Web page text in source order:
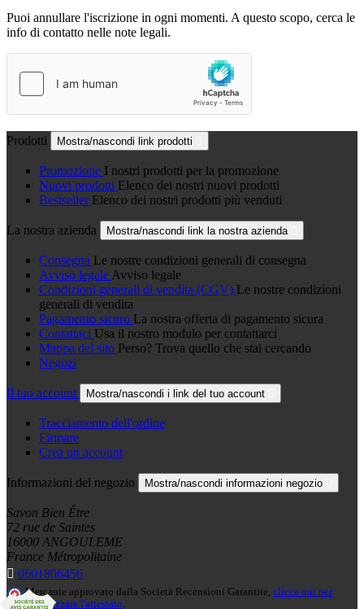
Puoi annullare l'iscrizione in ogni momenti. A questo scopo, cerca le
info di contatto nelle note legali.
Prodotti Mostra/nascondi link prodotti
Promozione I nostri prodotti per la promozione
Nuovi prodotti Elenco dei nostri nuovi prodotti
Bestseller Elenco dei nostri prodotti più venduti
La nostra azienda Mostra/nascondi link la nostra azienda
Consegna Le nostre condizioni generali di consegna
Avviso legale Avviso legale
Condizioni generali di vendita (CGV) Le nostre condizioni
generali di vendita
Pagamento sicuro La nostra offerta di pagamento sicura
Contattaci Usa il nostro modulo per contattarci
Mappa del sito Perso? Trova quello che stai cercando
Negozi
Il tuo account Mostra/nascondi i link del tuo account
Tracciamento dell'ordine
Firmare
Crea un account
Informazioni del negozio Mostra/nascondi informazioni negozio
Savon Bien Être
72 rue de Saintes
16000 ANGOULEME
France Métropolitaine
 0601806456
Mercante approvato dalla Società Recensioni Garantite, clicca qui per
visualizzare l'attestato.